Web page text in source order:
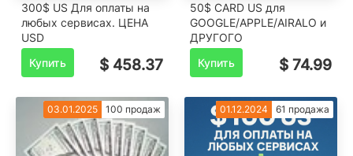
300$ US Для оплаты на
любых сервисах. ЦЕНА
USD
Купить
$ 458.37
50$ CARD US для
GOOGLE/APPLE/AIRALO и
ДРУГОГО
Купить
$ 74.99
03.01.2025 100 продаж 01.12.2024 61 продажа